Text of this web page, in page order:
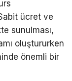
ücret ve
sunulması,
oluştururken
önemli bir